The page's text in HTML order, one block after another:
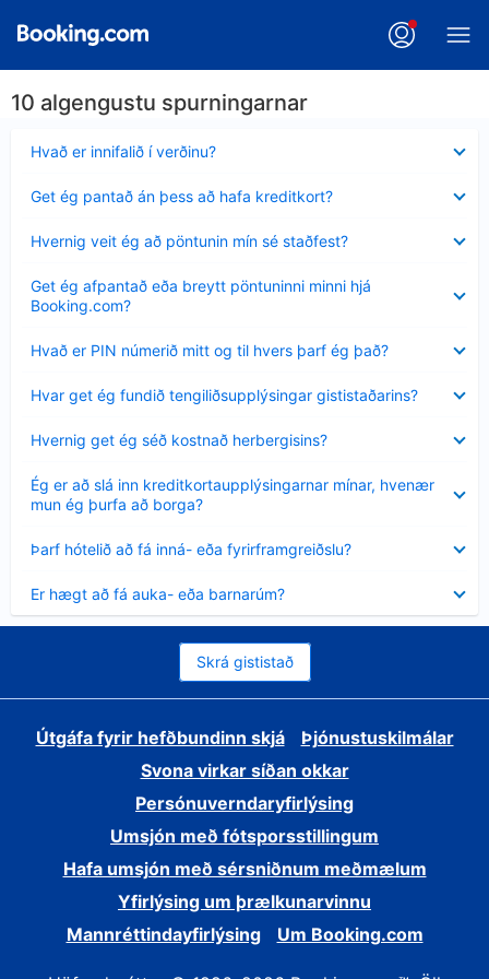
10 algengustu spurningarnar
Hvað er innifalið í verðinu?
sýnt
Get ég pantað án þess að hafa kreditkort?
sýnt
Hvernig veit ég að pöntunin mín sé staðfest?
sýnt
Get ég afpantað eða breytt pöntuninni minni hjá
Booking.com?
sýnt
Hvað er PIN númerið mitt og til hvers þarf ég það?
sýnt
Hvar get ég fundið tengiliðsupplýsingar gististaðarins?
sýnt
Hvernig get ég séð kostnað herbergisins?
sýnt
Ég er að slá inn kreditkortaupplýsingarnar mínar, hvenær
mun ég þurfa að borga?
Minna
sýnt
Þarf hótelið að fá inná- eða fyrirframgreiðslu?
sýnt
Er hægt að fá auka- eða barnarúm?
sýnt
Skrá gististað
Útgáfa fyrir hefðbundinn skjá
Þjónustuskilmálar
Svona virkar síðan okkar
Persónuverndaryfirlýsing
Umsjón með fótsporsstillingum
Hafa umsjón með sérsniðnum meðmælum
Yfirlýsing um þrælkunarvinnu
Mannréttindayfirlýsing
Um Booking.com